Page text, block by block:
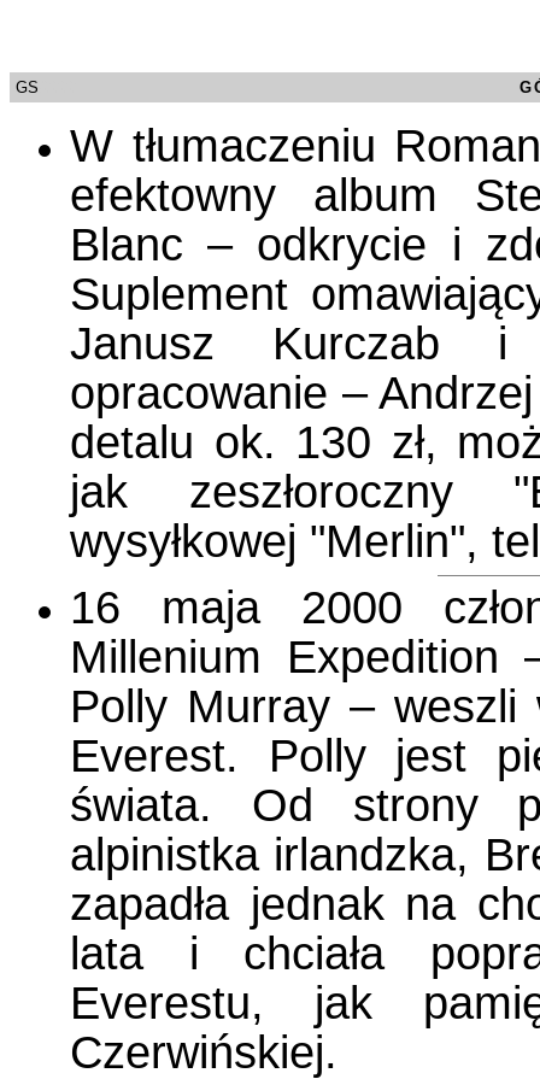
GS
W tłumaczeniu
efektowny album
Blanc – odkrycie i
Suplement
Janusz Kurczab
opracowanie –
detalu ok. 130 zł,
jak zeszłoroczny
wysyłkowej "Merlin",
16 maja 2000
Millenium
Polly Murray –
Everest. Polly jest
świata. Od strony
alpinistka irlandzka,
zapadła jednak na
lata i chciała
Everestu, jak
Czerwińskiej.